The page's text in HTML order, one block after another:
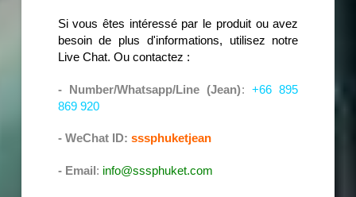
Si vous êtes intéressé par le produit ou avez
besoin de plus d'informations, utilisez notre
Live Chat. Ou contactez :
- Number/Whatsapp/Line (Jean): +66 895
869 920
- WeChat ID: sssphuketjean
- Email: info@sssphuket.com